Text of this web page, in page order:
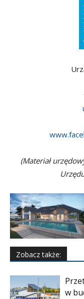
(Materiał
Zobacz także:
w